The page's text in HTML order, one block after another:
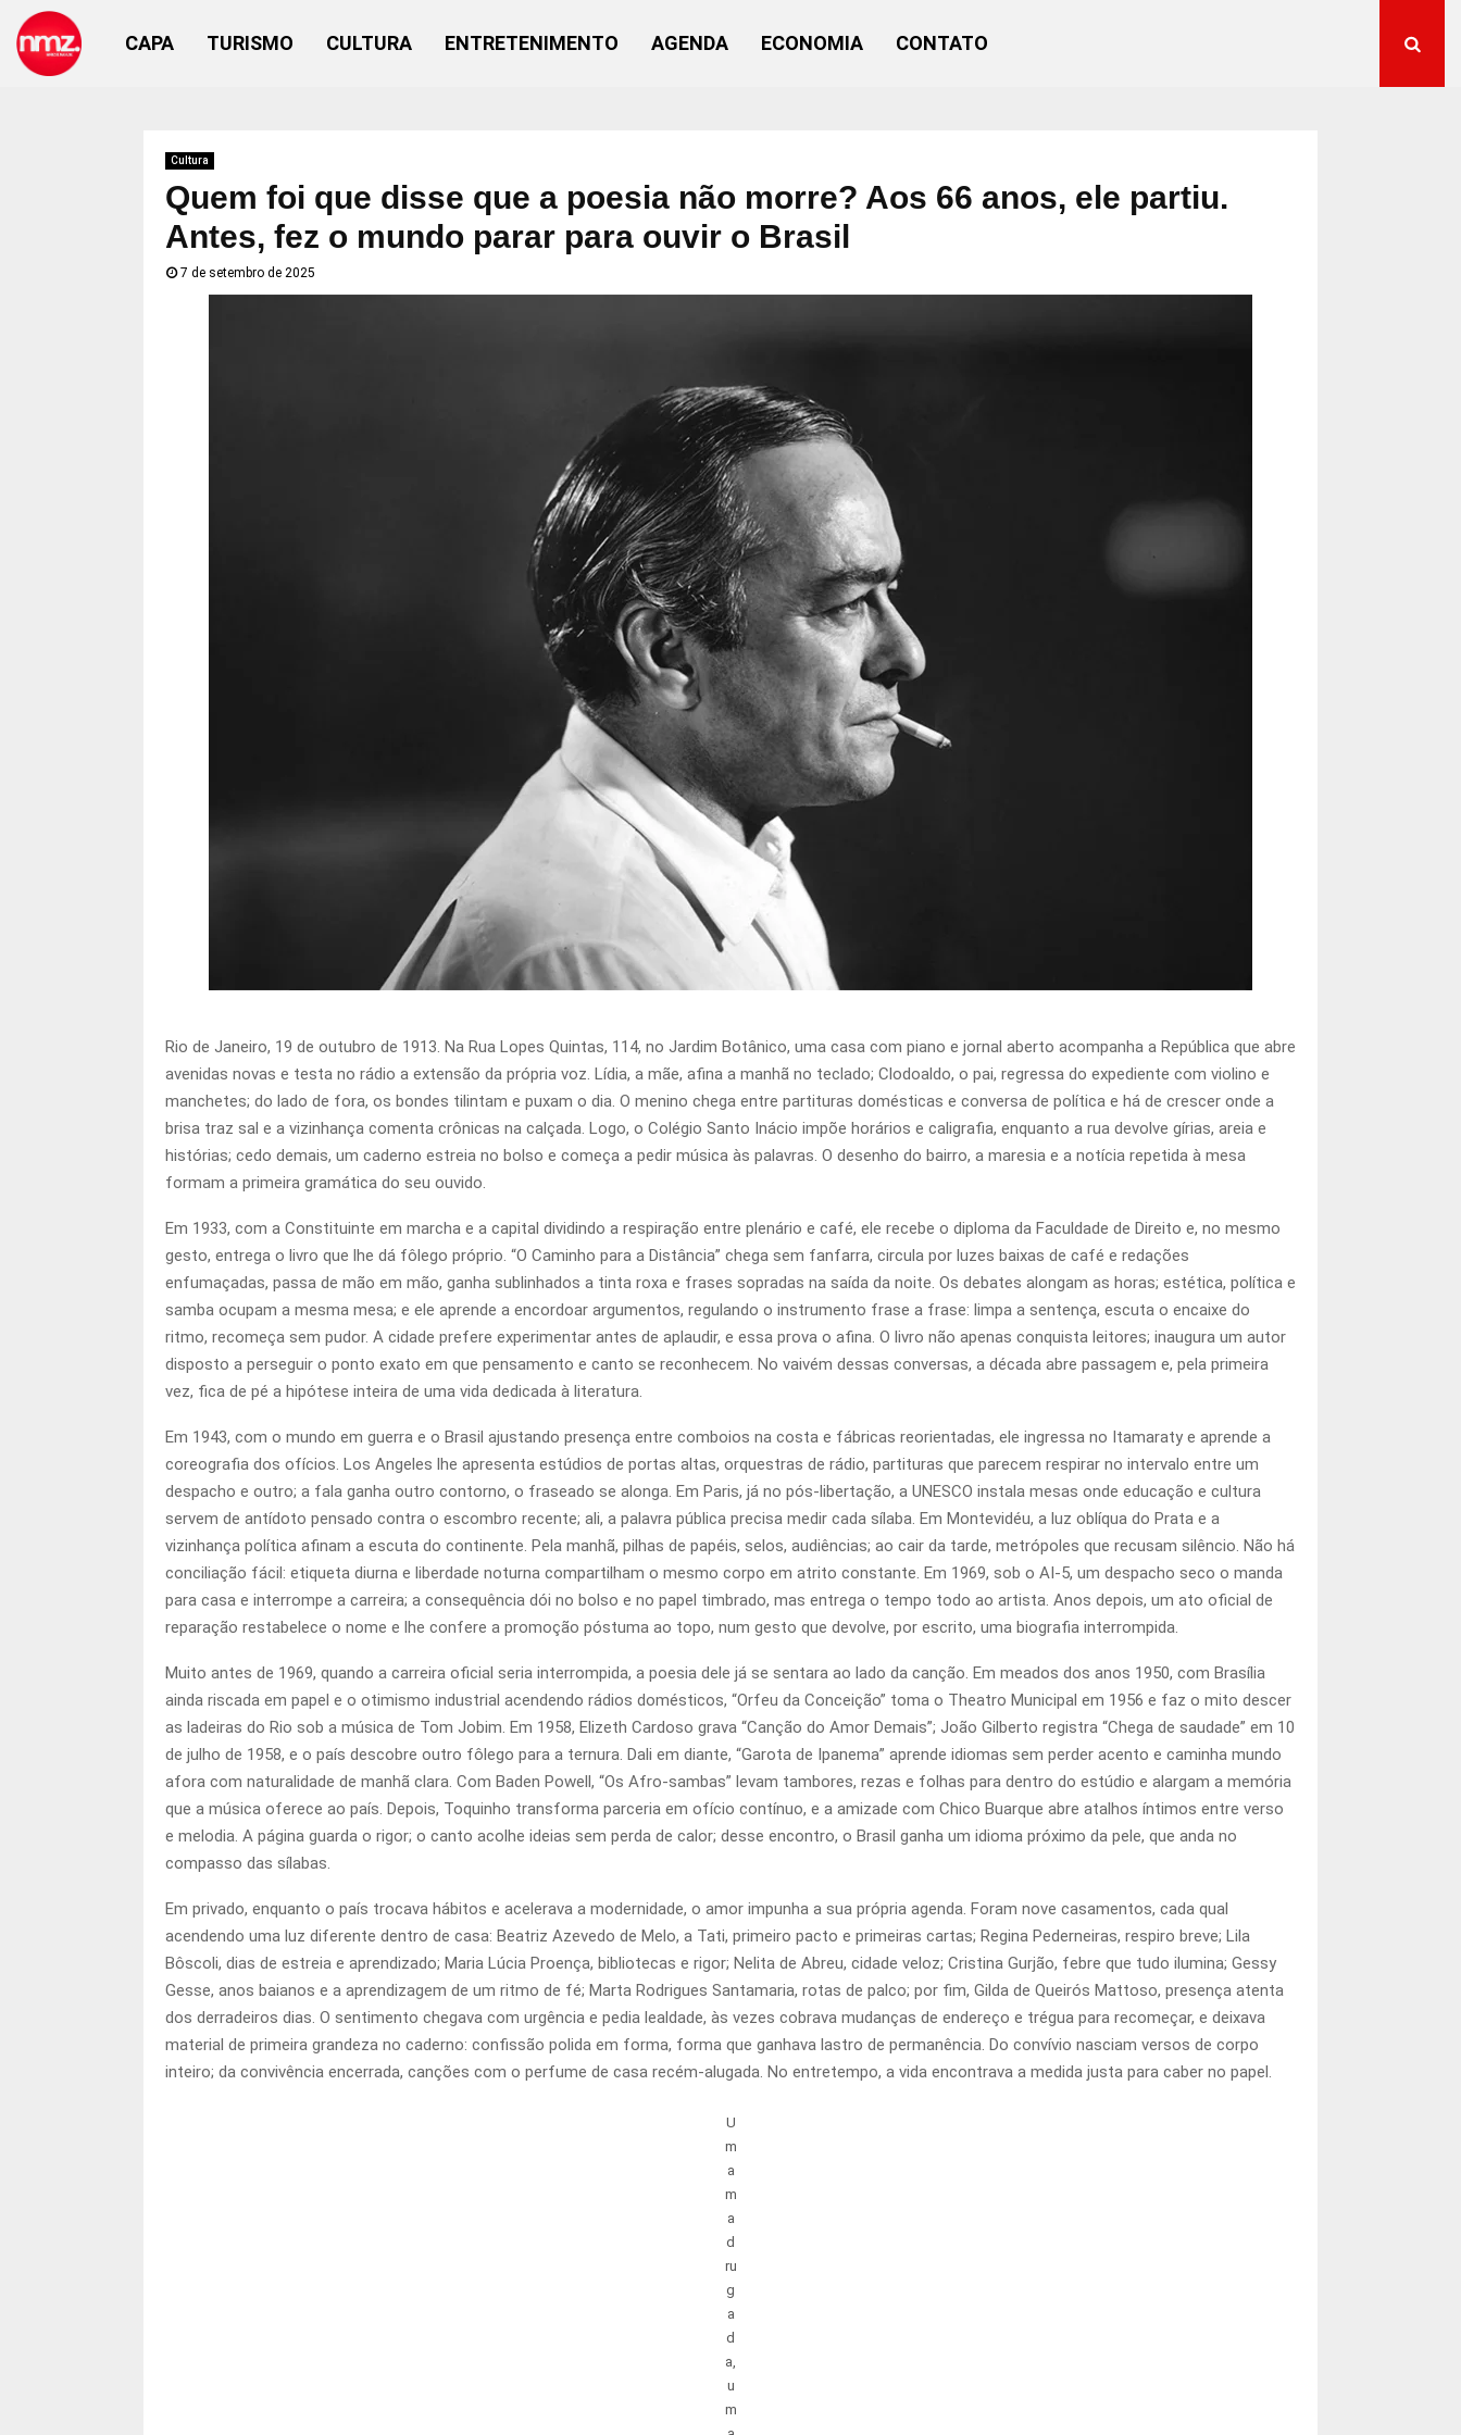
CAPA TURISMO CULTURA ENTRETENIMENTO AGENDA ECONOMIA CONTATO
Cultura
Quem foi que disse que a poesia não morre? Aos 66 anos, ele partiu.
Antes, fez o mundo parar para ouvir o Brasil
7 de setembro de 2025
Rio de Janeiro, 19 de outubro de 1913. Na Rua Lopes Quintas, 114, no Jardim Botânico, uma casa com piano e jornal aberto acompanha a República que abre
avenidas novas e testa no rádio a extensão da própria voz. Lídia, a mãe, afina a manhã no teclado; Clodoaldo, o pai, regressa do expediente com violino e
manchetes; do lado de fora, os bondes tilintam e puxam o dia. O menino chega entre partituras domésticas e conversa de política e há de crescer onde a
brisa traz sal e a vizinhança comenta crônicas na calçada. Logo, o Colégio Santo Inácio impõe horários e caligrafia, enquanto a rua devolve gírias, areia e
histórias; cedo demais, um caderno estreia no bolso e começa a pedir música às palavras. O desenho do bairro, a maresia e a notícia repetida à mesa
formam a primeira gramática do seu ouvido.
Em 1933, com a Constituinte em marcha e a capital dividindo a respiração entre plenário e café, ele recebe o diploma da Faculdade de Direito e, no mesmo
gesto, entrega o livro que lhe dá fôlego próprio. “O Caminho para a Distância” chega sem fanfarra, circula por luzes baixas de café e redações
enfumaçadas, passa de mão em mão, ganha sublinhados a tinta roxa e frases sopradas na saída da noite. Os debates alongam as horas; estética, política e
samba ocupam a mesma mesa; e ele aprende a encordoar argumentos, regulando o instrumento frase a frase: limpa a sentença, escuta o encaixe do
ritmo, recomeça sem pudor. A cidade prefere experimentar antes de aplaudir, e essa prova o afina. O livro não apenas conquista leitores; inaugura um autor
disposto a perseguir o ponto exato em que pensamento e canto se reconhecem. No vaivém dessas conversas, a década abre passagem e, pela primeira
vez, fica de pé a hipótese inteira de uma vida dedicada à literatura.
Em 1943, com o mundo em guerra e o Brasil ajustando presença entre comboios na costa e fábricas reorientadas, ele ingressa no Itamaraty e aprende a
coreografia dos ofícios. Los Angeles lhe apresenta estúdios de portas altas, orquestras de rádio, partituras que parecem respirar no intervalo entre um
despacho e outro; a fala ganha outro contorno, o fraseado se alonga. Em Paris, já no pós-libertação, a UNESCO instala mesas onde educação e cultura
servem de antídoto pensado contra o escombro recente; ali, a palavra pública precisa medir cada sílaba. Em Montevidéu, a luz oblíqua do Prata e a
vizinhança política afinam a escuta do continente. Pela manhã, pilhas de papéis, selos, audiências; ao cair da tarde, metrópoles que recusam silêncio. Não há
conciliação fácil: etiqueta diurna e liberdade noturna compartilham o mesmo corpo em atrito constante. Em 1969, sob o AI-5, um despacho seco o manda
para casa e interrompe a carreira; a consequência dói no bolso e no papel timbrado, mas entrega o tempo todo ao artista. Anos depois, um ato oficial de
reparação restabelece o nome e lhe confere a promoção póstuma ao topo, num gesto que devolve, por escrito, uma biografia interrompida.
Muito antes de 1969, quando a carreira oficial seria interrompida, a poesia dele já se sentara ao lado da canção. Em meados dos anos 1950, com Brasília
ainda riscada em papel e o otimismo industrial acendendo rádios domésticos, “Orfeu da Conceição” toma o Theatro Municipal em 1956 e faz o mito descer
as ladeiras do Rio sob a música de Tom Jobim. Em 1958, Elizeth Cardoso grava “Canção do Amor Demais”; João Gilberto registra “Chega de saudade” em 10
de julho de 1958, e o país descobre outro fôlego para a ternura. Dali em diante, “Garota de Ipanema” aprende idiomas sem perder acento e caminha mundo
afora com naturalidade de manhã clara. Com Baden Powell, “Os Afro-sambas” levam tambores, rezas e folhas para dentro do estúdio e alargam a memória
que a música oferece ao país. Depois, Toquinho transforma parceria em ofício contínuo, e a amizade com Chico Buarque abre atalhos íntimos entre verso
e melodia. A página guarda o rigor; o canto acolhe ideias sem perda de calor; desse encontro, o Brasil ganha um idioma próximo da pele, que anda no
compasso das sílabas.
Em privado, enquanto o país trocava hábitos e acelerava a modernidade, o amor impunha a sua própria agenda. Foram nove casamentos, cada qual
acendendo uma luz diferente dentro de casa: Beatriz Azevedo de Melo, a Tati, primeiro pacto e primeiras cartas; Regina Pederneiras, respiro breve; Lila
Bôscoli, dias de estreia e aprendizado; Maria Lúcia Proença, bibliotecas e rigor; Nelita de Abreu, cidade veloz; Cristina Gurjão, febre que tudo ilumina; Gessy
Gesse, anos baianos e a aprendizagem de um ritmo de fé; Marta Rodrigues Santamaria, rotas de palco; por fim, Gilda de Queirós Mattoso, presença atenta
dos derradeiros dias. O sentimento chegava com urgência e pedia lealdade, às vezes cobrava mudanças de endereço e trégua para recomeçar, e deixava
material de primeira grandeza no caderno: confissão polida em forma, forma que ganhava lastro de permanência. Do convívio nasciam versos de corpo
inteiro; da convivência encerrada, canções com o perfume de casa recém-alugada. No entretempo, a vida encontrava a medida justa para caber no papel.
U
m
a
m
a
d
ru
g
a
d
a,
u
m